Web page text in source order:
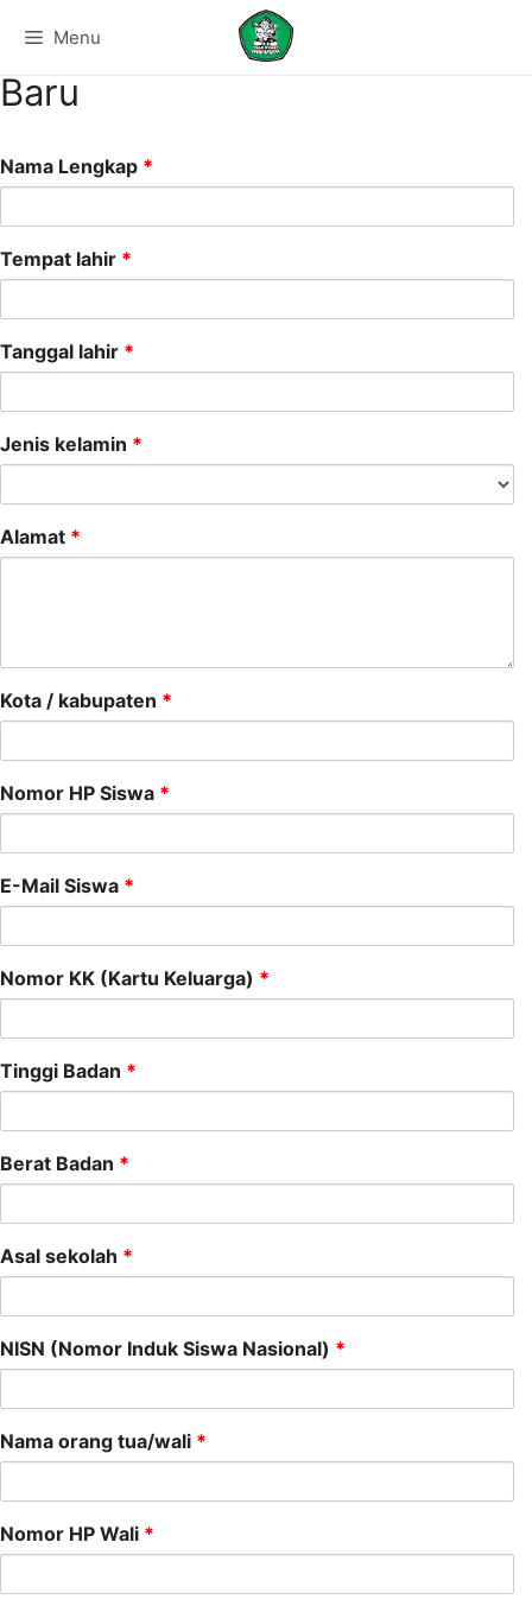
Menu
Formulir Pendaftaran Siswa
Baru
Nama Lengkap *
Tempat lahir *
Tanggal lahir *
Jenis kelamin *
Alamat *
Kota / kabupaten *
Nomor HP Siswa *
E-Mail Siswa *
Nomor KK (Kartu Keluarga) *
Tinggi Badan *
Berat Badan *
Asal sekolah *
NISN (Nomor Induk Siswa Nasional) *
Nama orang tua/wali *
Nomor HP Wali *